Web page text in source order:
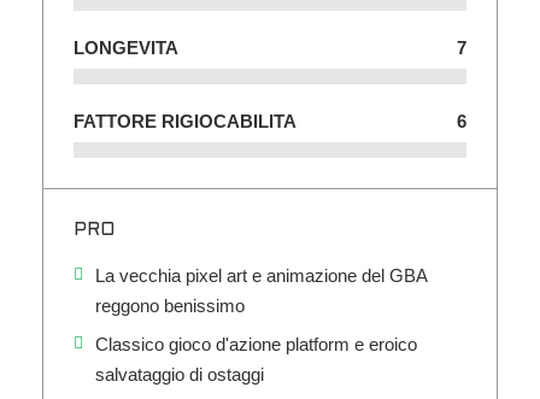
LONGEVITA 7
FATTORE RIGIOCABILITA 6
PRO
La vecchia pixel art e animazione del GBA
reggono benissimo
Classico gioco d'azione platform e eroico
salvataggio di ostaggi